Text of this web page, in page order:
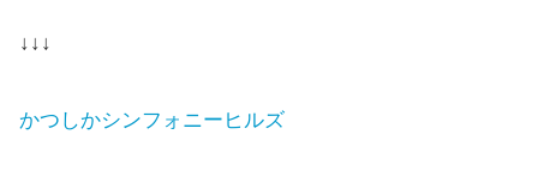
↓↓↓
かつしかシンフォニーヒルズ